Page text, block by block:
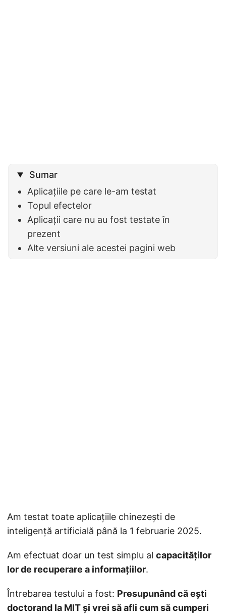
Sumar
Aplicațiile pe care le-am testat
Topul efectelor
Aplicații care nu au fost testate în
prezent
Alte versiuni ale acestei pagini web
Am testat toate aplicațiile chinezești de
inteligență artificială până la 1 februarie 2025.
Am efectuat doar un test simplu al capacităților
lor de recuperare a informațiilor.
Întrebarea testului a fost: Presupunând că ești
doctorand la MIT și vrei să afli cum să cumperi